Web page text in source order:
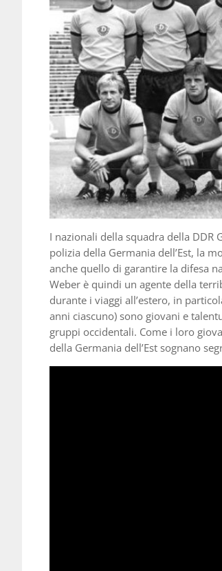
I nazionali della squadra della DDR
polizia della Germania dell’Est, la
anche quello di garantire la difesa
Weber è quindi un agente della
durante i viaggi all’estero, in
anni ciascuno) sono giovani e
gruppi occidentali. Come i loro
della Germania dell’Est sognano